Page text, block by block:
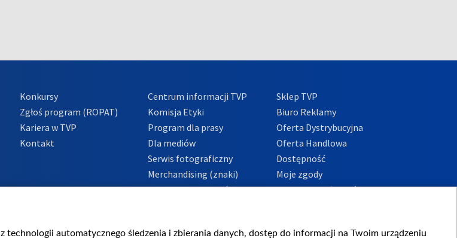
Konkursy
Zgłoś program (ROPAT)
Kariera w TVP
Kontakt
Centrum informacji TVP
Komisja Etyki
Program dla prasy
Dla mediów
Serwis fotograficzny
Merchandising (znaki)
Polityka Prywatności
Sklep TVP
Biuro Reklamy
Oferta Dystrybucyjna
Oferta Handlowa
Dostępność
Moje zgody
Procedura zgłoszeń
automatycznego śledzenia i zbierania danych, dostęp do informacji na Twoim urządzeniu